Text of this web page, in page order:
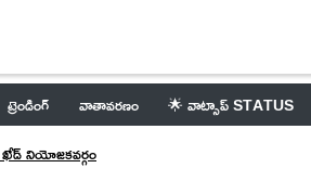
ట్రెండింగ్ వాతావరణం 🌟 వాట్సాప్ STATUS
నియోజకవర్గం